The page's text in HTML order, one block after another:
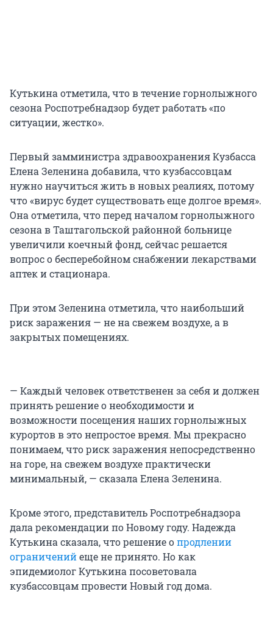
Кутькина отметила, что в течение горнолыжного
сезона Роспотребнадзор будет работать «по
ситуации, жестко».
Первый замминистра здравоохранения Кузбасса
Елена Зеленина добавила, что кузбассовцам
нужно научиться жить в новых реалиях, потому
что «вирус будет существовать еще долгое время».
Она отметила, что перед началом горнолыжного
сезона в Таштагольской районной больнице
увеличили коечный фонд, сейчас решается
вопрос о бесперебойном снабжении лекарствами
аптек и стационара.
При этом Зеленина отметила, что наибольший
риск заражения — не на свежем воздухе, а в
закрытых помещениях.
— Каждый человек ответственен за себя и должен
принять решение о необходимости и
возможности посещения наших горнолыжных
курортов в это непростое время. Мы прекрасно
понимаем, что риск заражения непосредственно
на горе, на свежем воздухе практически
минимальный, — сказала Елена Зеленина.
Кроме этого, представитель Роспотребнадзора
дала рекомендации по Новому году. Надежда
Кутькина сказала, что решение опродлении
ограниченийеще не принято. Но как
эпидемиолог Кутькина посоветовала
кузбассовцам провести Новый год дома.